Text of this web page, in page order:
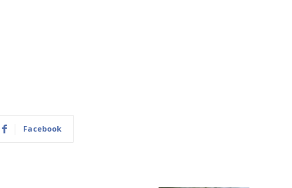
Facebook